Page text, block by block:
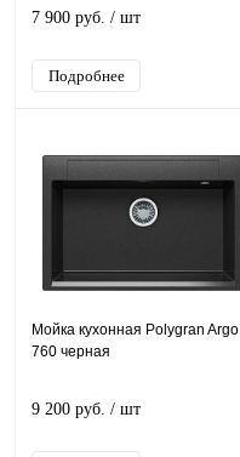
7 900 руб. / шт
Подробнее
Мойка кухонная Polygran Argo
760 черная
9 200 руб. / шт